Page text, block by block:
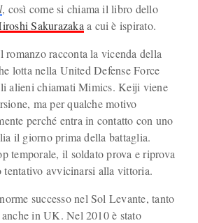
, così come si chiama il libro dello
Sakurazaka a cui è ispirato.
racconta la vicenda della
lotta nella United Defense Force
alieni chiamati Mimics. Keiji viene
ma per qualche motivo
perché entra in contatto con uno
il giorno prima della battaglia.
temporale, il soldato prova e riprova
tentativo avvicinarsi alla vittoria.
successo nel Sol Levante, tanto
in UK. Nel 2010 è stato